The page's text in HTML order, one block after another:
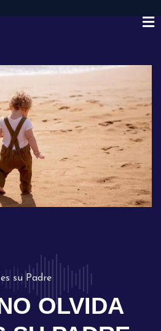
su Padre
OLVIDA